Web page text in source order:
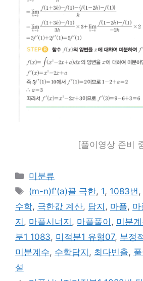
[풀이영상 준비
카
테
고
리
미분류
태
그
(m-n)f'(a)꼴 극한, 1, 1083번 ,
수학, 극한값 계산, 답지 , 마플,
지 , 마플시너지 , 마플풀이 , 미분
분1 1083, 미적분1 유형07, 부정
미분계수, 수학답지 , 최다빈출,
설